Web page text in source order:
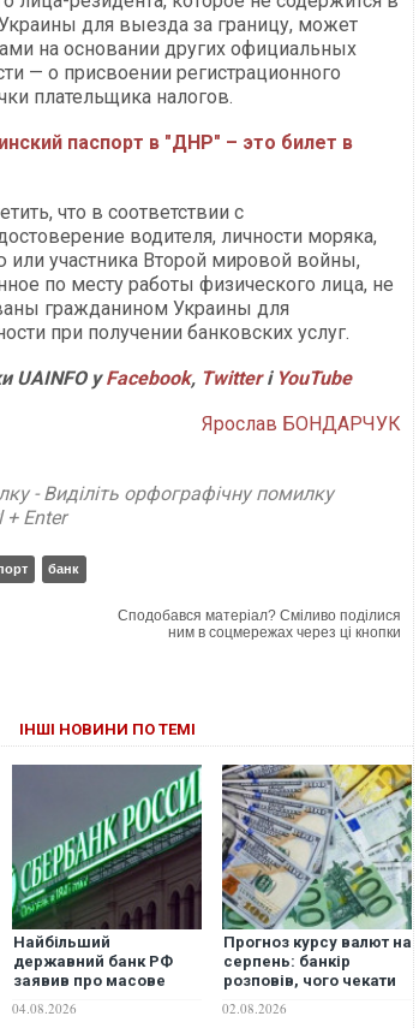
для выезда за границу, может
на основании других официальных
— о присвоении регистрационного
плательщика налогов.
паспорт в "ДНР" – это билет в
что в соответствии с
водителя, личности моряка,
или участника Второй мировой войны,
по месту работы физического лица, не
гражданином Украины для
при получении банковских услуг.
UAINFO уFacebook, Twitter і YouTube
Ярослав БОНДАРЧУК
- Виділіть орфографічну помилку
+ Enter
банк
Сподобався матеріал? Сміливо поділися
ним в соцмережах через ці кнопки
ІНШІ НОВИНИ ПО ТЕМІ
Найбільший
державний банк РФ
заявив про масове
країні
04.08.2026
Прогноз курсу валют на
серпень: банкір
розповів, чого чекати
02.08.2026